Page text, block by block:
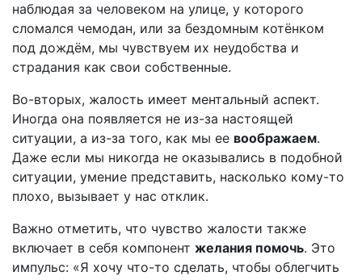
наблюдая за человеком на улице, у которого
сломался чемодан, или за бездомным котёнком
под дождём, мы чувствуем их неудобства и
страдания как свои собственные.
Во-вторых, жалость имеет ментальный аспект.
Иногда она появляется не из-за настоящей
ситуации, а из-за того, как мы ее воображаем.
Даже если мы никогда не оказывались в подобной
ситуации, умение представить, насколько кому-то
плохо, вызывает у нас отклик.
Важно отметить, что чувство жалости также
включает в себя компонент желания помочь. Это
импульс: «Я хочу что-то сделать, чтобы облегчить